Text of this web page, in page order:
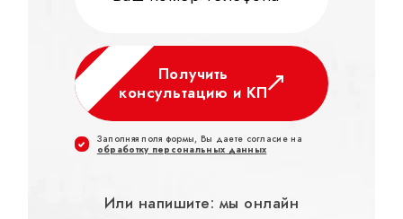
Получить
консультацию и КП
Заполняя поля формы, Вы даете согласие на
обработку персональных данных
Или напишите: мы онлайн